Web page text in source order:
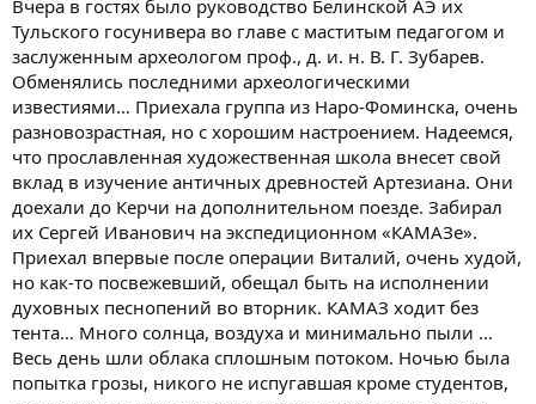
Вчера в гостях было руководство Белинской АЭ их
Тульского госунивера во главе с маститым педагогом и
заслуженным археологом проф., д. и. н. В. Г. Зубарев.
Обменялись последними археологическими
известиями… Приехала группа из Наро-Фоминска, очень
разновозрастная, но с хорошим настроением. Надеемся,
что прославленная художественная школа внесет свой
вклад в изучение античных древностей Артезиана. Они
доехали до Керчи на дополнительном поезде. Забирал
их Сергей Иванович на экспедиционном «КАМАЗе».
Приехал впервые после операции Виталий, очень худой,
но как-то посвежевший, обещал быть на исполнении
духовных песнопений во вторник. КАМАЗ ходит без
тента… Много солнца, воздуха и минимально пыли …
Весь день шли облака сплошным потоком. Ночью была
попытка грозы, никого не испугавшая кроме студентов,